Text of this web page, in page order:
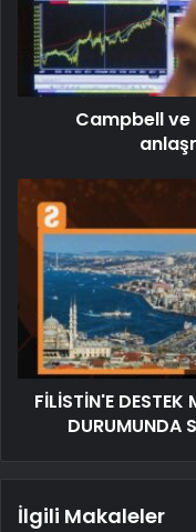
Campbell ve
FİLİSTİN'E DESTEK
DURUMUNDA
İlgili Makaleler